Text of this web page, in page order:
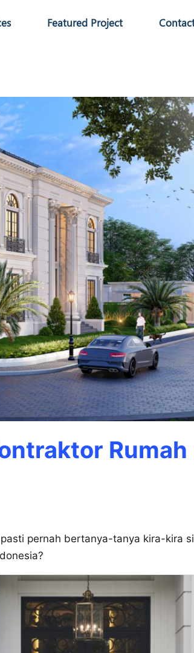
Featured Project
Rumah
pernah bertanya-tanya kira-kira